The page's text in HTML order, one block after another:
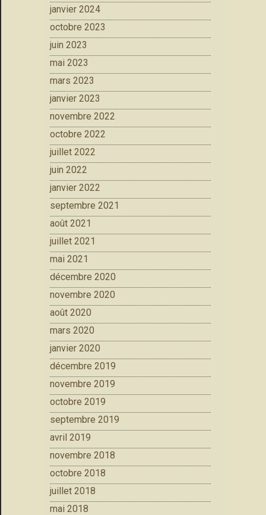
janvier 2024
octobre 2023
juin 2023
mai 2023
mars 2023
janvier 2023
novembre 2022
octobre 2022
juillet 2022
juin 2022
janvier 2022
septembre 2021
août 2021
juillet 2021
mai 2021
décembre 2020
novembre 2020
août 2020
mars 2020
janvier 2020
décembre 2019
novembre 2019
octobre 2019
septembre 2019
avril 2019
novembre 2018
octobre 2018
juillet 2018
mai 2018